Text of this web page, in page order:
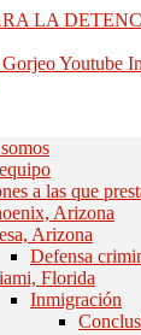
LA
GorjeoYoutube
a las que
Arizona
Arizona
Defensa
Florida
Inmigración